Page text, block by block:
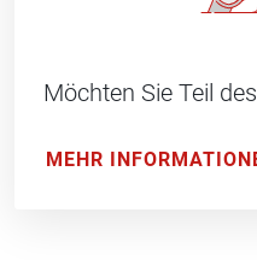
Möchten Sie Teil
MEHR